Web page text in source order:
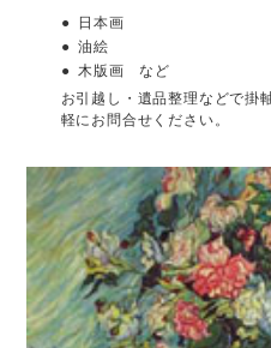
日本画
油絵
木版画 など
お引越し・遺品整理などで掛
軽にお問合せください。